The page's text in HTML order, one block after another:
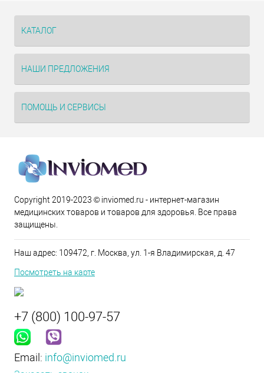
КАТАЛОГ
НАШИ ПРЕДЛОЖЕНИЯ
ПОМОЩЬ И СЕРВИСЫ
Copyright 2019-2023 © inviomed.ru - интернет-магазин
медицинских товаров и товаров для здоровья. Все права
защищены.
Наш адрес: 109472, г. Москва, ул. 1-я Владимирская, д. 47
Посмотреть на карте
+7 (800) 100-97-57
Email: info@inviomed.ru